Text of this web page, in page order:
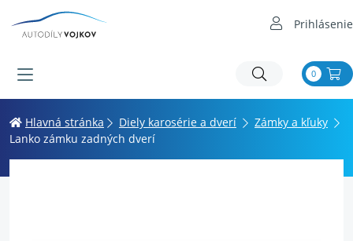
Prihlásenie
0
Hlavná stránka Diely karosérie a dverí
Zámky a kľuky
Lanko zámku zadných dverí